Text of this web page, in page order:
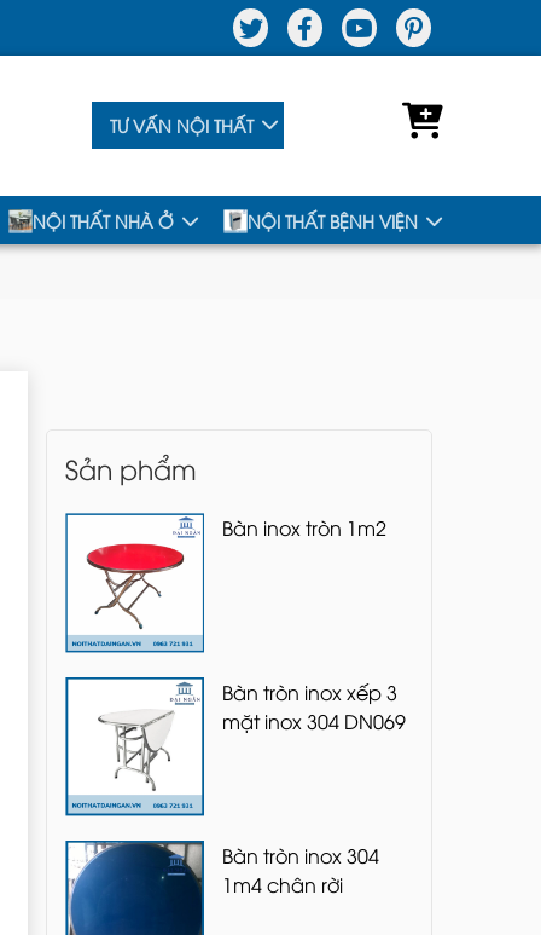
TƯ VẤN NỘI THẤT
NỘI THẤT NHÀ Ở NỘI THẤT BỆNH VIỆN
Sản phẩm
Bàn inox tròn 1m2
Bàn tròn inox xếp 3
mặt inox 304 DN069
Bàn tròn inox 304
1m4 chân rời